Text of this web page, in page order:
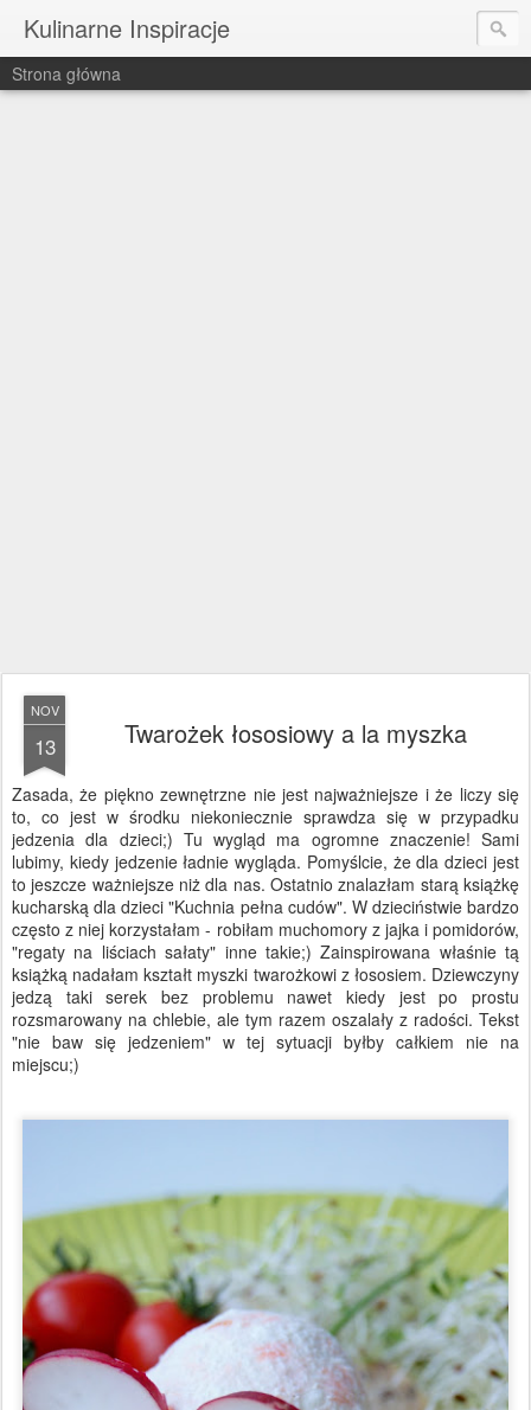
Kulinarne Inspiracje
Strona główna
NOV
13 Twarożek łososiowy a la myszka
Zasada, że piękno zewnętrzne nie jest najważniejsze i że liczy się
to, co jest w środku niekoniecznie sprawdza się w przypadku
jedzenia dla dzieci;) Tu wygląd ma ogromne znaczenie! Sami
lubimy, kiedy jedzenie ładnie wygląda. Pomyślcie, że dla dzieci jest
to jeszcze ważniejsze niż dla nas. Ostatnio znalazłam starą książkę
kucharską dla dzieci "Kuchnia pełna cudów". W dzieciństwie bardzo
często z niej korzystałam - robiłam muchomory z jajka i pomidorów,
"regaty na liściach sałaty" inne takie;) Zainspirowana właśnie tą
książką nadałam kształt myszki twarożkowi z łososiem. Dziewczyny
jedzą taki serek bez problemu nawet kiedy jest po prostu
rozsmarowany na chlebie, ale tym razem oszalały z radości. Tekst
"nie baw się jedzeniem" w tej sytuacji byłby całkiem nie na
miejscu;)